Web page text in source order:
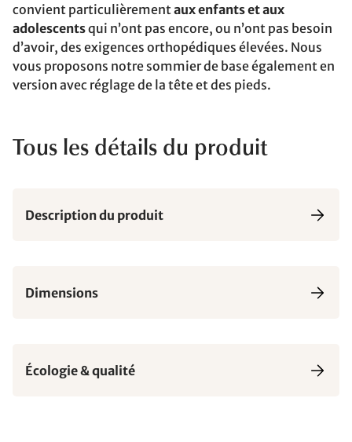
convient particulièrementaux enfants et aux
adolescentsqui n’ont pas encore, ou n’ont pas besoin
d’avoir, des exigences orthopédiques élevées. Nous
vous proposons notre sommier de base également en
version avec réglage de la tête et des pieds.
Tous les détails du produit
Description du produit
Dimensions
Écologie & qualité